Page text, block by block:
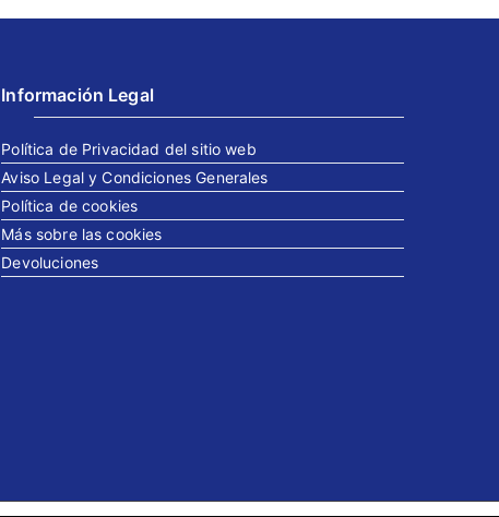
Información Legal
Política de Privacidad del sitio web
Aviso Legal y Condiciones Generales
Política de cookies
Más sobre las cookies
Devoluciones